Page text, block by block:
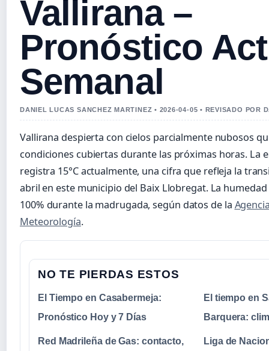
Vallirana –
Pronóstico
Semanal
DANIEL LUCAS SANCHEZ MARTINEZ • 2026-04-05 • REVISADO POR
Vallirana despierta con cielos parcialmente nubosos
condiciones cubiertas durante las próximas horas. La
registra 15°C actualmente, una cifra que refleja la
abril en este municipio del Baix Llobregat. La
100% durante la madrugada, según datos de la
Meteorología.
NO TE PIERDAS ESTOS
El Tiempo en Casabermeja:
Pronóstico Hoy y 7 Días
El tiempo en
Barquera:
Red Madrileña de Gas: contacto,
Liga de